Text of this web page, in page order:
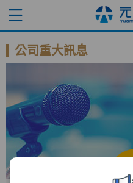
公司重大訊息